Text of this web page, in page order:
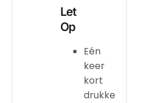
Let
Op
Eén
keer
kort
drukken